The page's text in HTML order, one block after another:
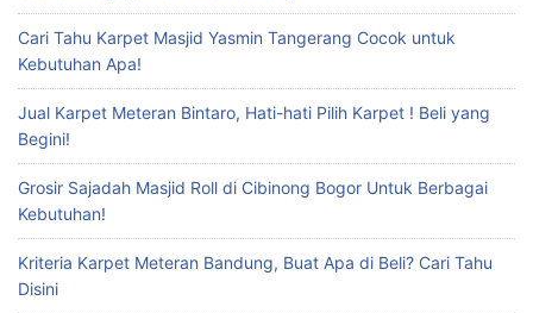
Cari Tahu Karpet Masjid Yasmin Tangerang Cocok untuk
Kebutuhan Apa!
Jual Karpet Meteran Bintaro, Hati-hati Pilih Karpet ! Beli yang
Begini!
Grosir Sajadah Masjid Roll di Cibinong Bogor Untuk Berbagai
Kebutuhan!
Kriteria Karpet Meteran Bandung, Buat Apa di Beli? Cari Tahu
Disini